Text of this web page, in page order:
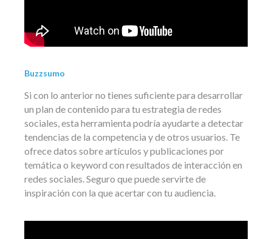
Buzzsumo
Si con lo anterior no tienes suficiente para desarrollar
un plan de contenido para tu estrategia de redes
sociales, esta herramienta podría ayudarte a detectar
tendencias de la competencia y de otros usuarios. Te
ofrece datos sobre artículos y publicaciones por
temática o keyword con resultados de interacción en
redes sociales. Seguro que puede servirte de
inspiración con la que acertar con tu audiencia.